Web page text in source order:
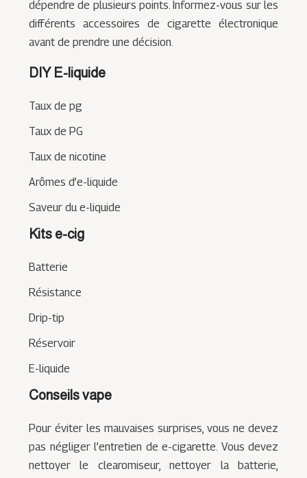
dépendre de plusieurs points. Informez-vous sur les
différents accessoires de cigarette électronique
avant de prendre une décision.
DIY E-liquide
Taux de pg
Taux de PG
Taux de nicotine
Arômes d’e-liquide
Saveur du e-liquide
Kits e-cig
Batterie
Résistance
Drip-tip
Réservoir
E-liquide
Conseils vape
Pour éviter les mauvaises surprises, vous ne devez
pas négliger l’entretien de e-cigarette. Vous devez
nettoyer le clearomiseur, nettoyer la batterie,